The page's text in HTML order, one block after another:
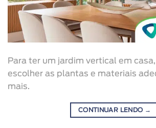
Para ter um jardim vertical em
escolher as plantas e materiais
mais.
CONTINUAR LENDO →